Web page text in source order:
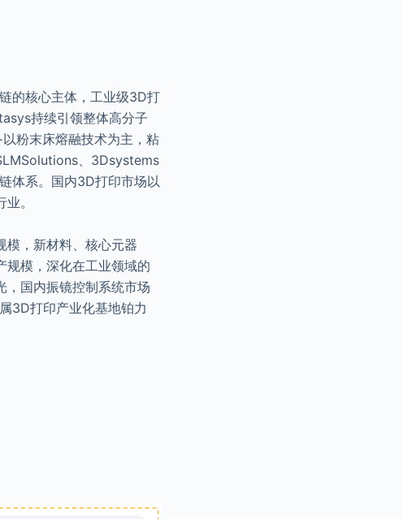
的核心主体，工业级3D打
持续引领整体高分子
粉末床熔融技术为主，粘
、3Dsystems
体系。国内3D打印市场以
。
模，新材料、核心元器
规模，深化在工业领域的
，国内振镜控制系统市场
3D打印产业化基地铂力